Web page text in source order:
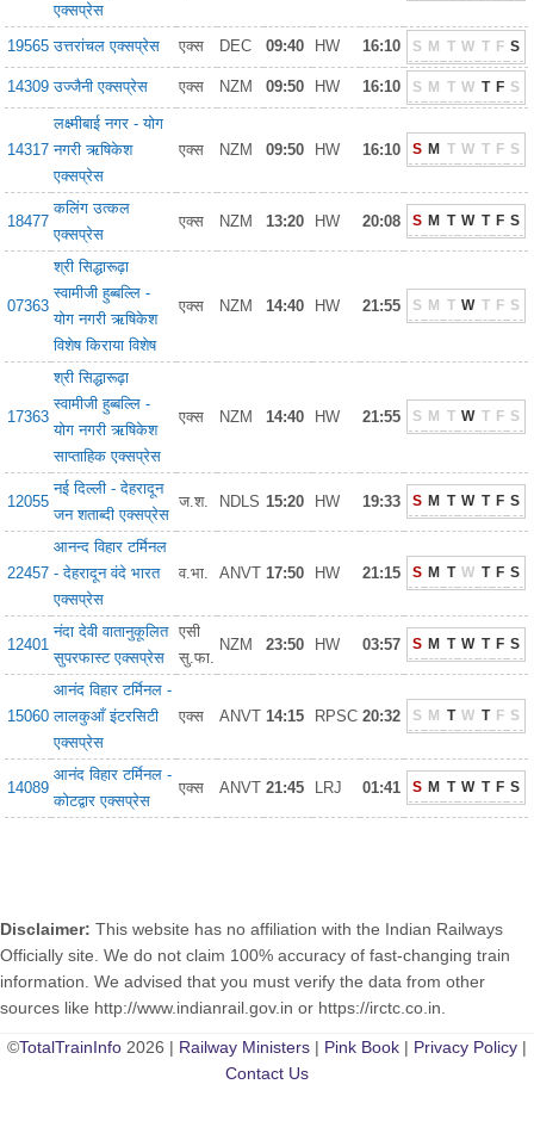
एक्सप्रेस
19565 उत्तरांचल एक्सप्रेस एक्स DEC 09:40 HW 16:10 S M T W T F S
14309 उज्जैनी एक्सप्रेस एक्स NZM 09:50 HW 16:10 S M T W T F S
14317
लक्ष्मीबाई नगर - योग
नगरी ऋषिकेश
एक्सप्रेस
एक्स NZM 09:50 HW 16:10 S M T W T F S
18477
कलिंग उत्कल
एक्सप्रेस
एक्स NZM 13:20 HW 20:08 S M T W T F S
07363
श्री सिद्धारूढ़ा
स्वामीजी हुब्बल्लि -
योग नगरी ऋषिकेश
विशेष किराया विशेष
एक्स NZM 14:40 HW 21:55 S M T W T F S
17363
श्री सिद्धारूढ़ा
स्वामीजी हुब्बल्लि -
योग नगरी ऋषिकेश
साप्ताहिक एक्सप्रेस
एक्स NZM 14:40 HW 21:55 S M T W T F S
12055
नई दिल्ली - देहरादून
जन शताब्दी एक्सप्रेस
ज.श. NDLS 15:20 HW 19:33 S M T W T F S
22457
आनन्द विहार टर्मिनल
- देहरादून वंदे भारत
एक्सप्रेस
व.भा. ANVT 17:50 HW 21:15 S M T W T F S
12401
नंदा देवी वातानुकूलित
सुपरफास्ट एक्सप्रेस
एसी
सु.फा.
NZM 23:50 HW 03:57 S M T W T F S
15060
आनंद विहार टर्मिनल -
लालकुआँ इंटरसिटी
एक्सप्रेस
एक्स ANVT 14:15 RPSC 20:32 S M T W T F S
14089
आनंद विहार टर्मिनल -
कोटद्वार एक्सप्रेस
एक्स ANVT 21:45 LRJ 01:41 S M T W T F S
Disclaimer: This website has no affiliation with the Indian Railways
Officially site. We do not claim 100% accuracy of fast-changing train
information. We advised that you must verify the data from other
sources like http://www.indianrail.gov.in or https://irctc.co.in.
©TotalTrainInfo 2026 | Railway Ministers | Pink Book | Privacy Policy |
Contact Us